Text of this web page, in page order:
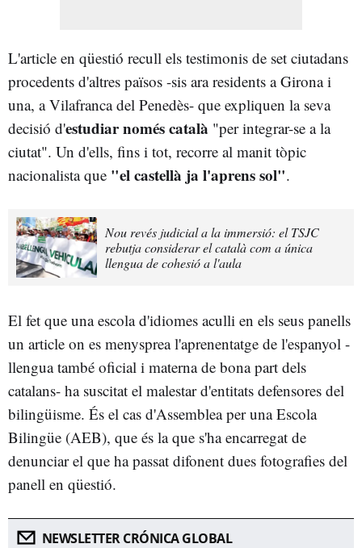
L'article en qüestió recull els testimonis de set ciutadans
procedents d'altres països -sis ara residents a Girona i
una, a Vilafranca del Penedès- que expliquen la seva
decisió d'estudiar només català "per integrar-se a la
ciutat". Un d'ells, fins i tot, recorre al manit tòpic
nacionalista que "el castellà ja l'aprens sol".
Nou revés judicial a la immersió: el TSJC
rebutja considerar el català com a única
llengua de cohesió a l'aula
El fet que una escola d'idiomes aculli en els seus panells
un article on es menysprea l'aprenentatge de l'espanyol -
llengua també oficial i materna de bona part dels
catalans- ha suscitat el malestar d'entitats defensores del
bilingüisme. És el cas d'Assemblea per una Escola
Bilingüe (AEB), que és la que s'ha encarregat de
denunciar el que ha passat difonent dues fotografies del
panell en qüestió.
NEWSLETTER CRÓNICA GLOBAL